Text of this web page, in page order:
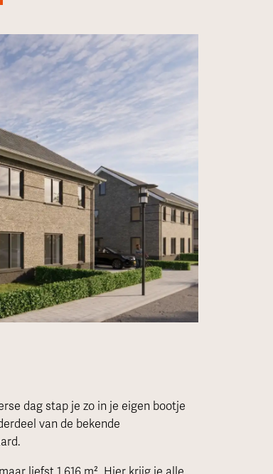
dag stap je zo in je eigen bootje
van de bekende